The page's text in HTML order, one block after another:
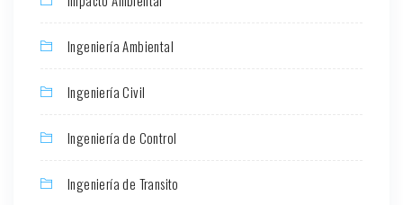
Ingeniería Ambiental
Ingeniería Civil
Ingeniería de Control
Ingeniería de Transito